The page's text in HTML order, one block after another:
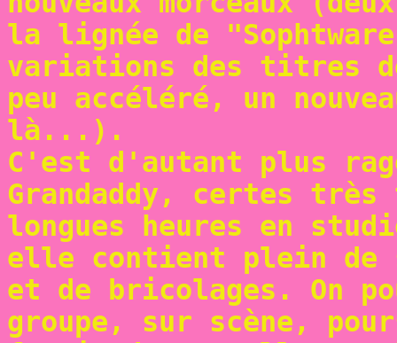
la lignée de
variations des titres
peu accéléré, un
là...).
C'est d'autant plus
Grandaddy, certes
longues heures en
elle contient plein de
et de bricolages. On
groupe, sur scène,